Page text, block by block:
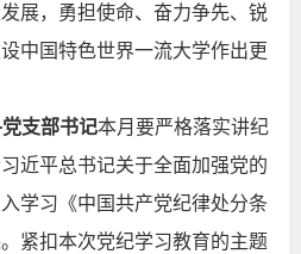
展，勇担使命、奋力争先、锐
中国特色世界一流大学作出更
支部书记本月要严格落实讲纪
近平总书记关于全面加强党的
学习《中国共产党纪律处分条
紧扣本次党纪学习教育的主题